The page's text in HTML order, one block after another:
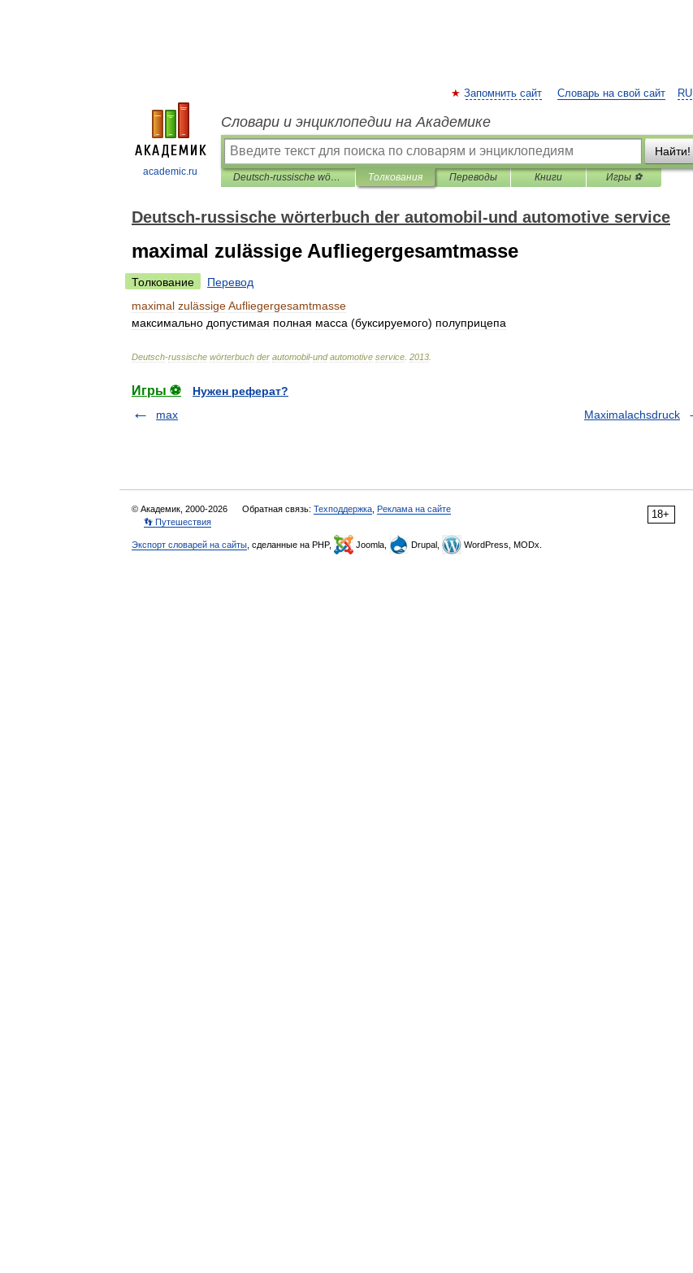
academic.ru
RU
Запомнить сайт Словарь на свой сайт
Словари и энциклопедии на Академике
Найти!
Deutsch-russische wörterbuch der automobil-und automotive service Толкования Переводы Книги Игры ⚽
Deutsch-russische wörterbuch der automobil-und automotive service
maximal zulässige Aufliegergesamtmasse
Толкование
Перевод
maximal zulässigeAufliegergesamtmasse
максимально допустимая полная масса (буксируемого) полуприцепа
Deutsch-russische wörterbuch der automobil-und automotive service 2013
Игры ⚽
Нужен реферат?
max
Maximalachsdruck
18+
© Академик, 2000-2026 Обратная связь: Техподдержка Реклама на сайте
👣 Путешествия
Экспорт словарей на сайты , сделанные на PHP, Joomla, Drupal, WordPress, MODx.